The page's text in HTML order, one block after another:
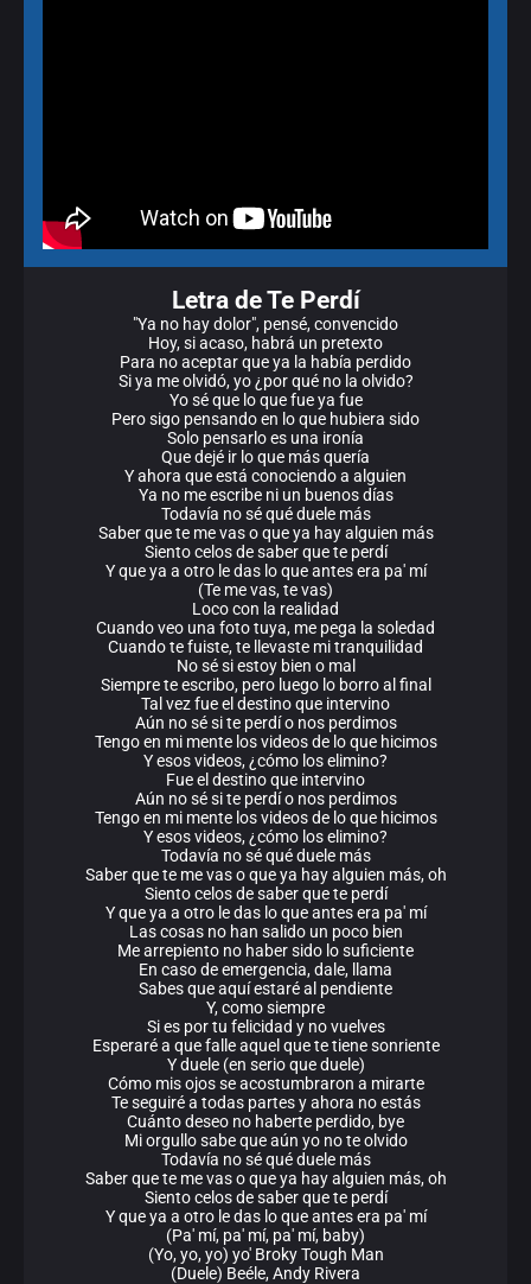
Letra de Te Perdí
"Ya no hay dolor", pensé, convencido
Hoy, si acaso, habrá un pretexto
Para no aceptar que ya la había perdido
Si ya me olvidó, yo ¿por qué no la olvido?
Yo sé que lo que fue ya fue
Pero sigo pensando en lo que hubiera sido
Solo pensarlo es una ironía
Que dejé ir lo que más quería
Y ahora que está conociendo a alguien
Ya no me escribe ni un buenos días
Todavía no sé qué duele más
Saber que te me vas o que ya hay alguien más
Siento celos de saber que te perdí
Y que ya a otro le das lo que antes era pa' mí
(Te me vas, te vas)
Loco con la realidad
Cuando veo una foto tuya, me pega la soledad
Cuando te fuiste, te llevaste mi tranquilidad
No sé si estoy bien o mal
Siempre te escribo, pero luego lo borro al final
Tal vez fue el destino que intervino
Aún no sé si te perdí o nos perdimos
Tengo en mi mente los videos de lo que hicimos
Y esos videos, ¿cómo los elimino?
Fue el destino que intervino
Aún no sé si te perdí o nos perdimos
Tengo en mi mente los videos de lo que hicimos
Y esos videos, ¿cómo los elimino?
Todavía no sé qué duele más
Saber que te me vas o que ya hay alguien más, oh
Siento celos de saber que te perdí
Y que ya a otro le das lo que antes era pa' mí
Las cosas no han salido un poco bien
Me arrepiento no haber sido lo suficiente
En caso de emergencia, dale, llama
Sabes que aquí estaré al pendiente
Y, como siempre
Si es por tu felicidad y no vuelves
Esperaré a que falle aquel que te tiene sonriente
Y duele (en serio que duele)
Cómo mis ojos se acostumbraron a mirarte
Te seguiré a todas partes y ahora no estás
Cuánto deseo no haberte perdido, bye
Mi orgullo sabe que aún yo no te olvido
Todavía no sé qué duele más
Saber que te me vas o que ya hay alguien más, oh
Siento celos de saber que te perdí
Y que ya a otro le das lo que antes era pa' mí
(Pa' mí, pa' mí, pa' mí, baby)
(Yo, yo, yo) yo' Broky Tough Man
(Duele) Beéle, Andy Rivera